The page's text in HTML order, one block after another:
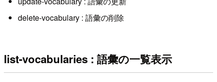
delete-vocabulary : 語彙の削除
list-vocabularies : 語彙の一覧表示